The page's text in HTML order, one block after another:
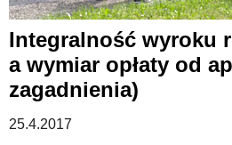
Integralność wyroku
a wymiar opłaty od
zagadnienia)
25.4.2017